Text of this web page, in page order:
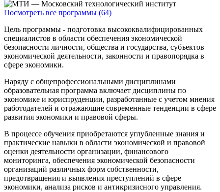
Посмотреть все программы (64)
Цель программы - подготовка высококвалифицированных
специалистов в области обеспечения экономической
безопасности личности, общества и государства, субъектов
экономической деятельности, законности и правопорядка в
сфере экономики.
Наряду с общепрофессиональными дисциплинами
образовательная программа включает дисциплины по
экономике и юриспруденции, разработанные с учетом мнения
работодателей и отражающие современные тенденции в сфере
развития экономики и правовой сферы.
В процессе обучения приобретаются углубленные знания и
практические навыки в области экономической и правовой
оценки деятельности организации, финансового
мониторинга, обеспечения экономической безопасности
организаций различных форм собственности,
предотвращения и выявления преступлений в сфере
экономики, анализа рисков и антикризисного управления.